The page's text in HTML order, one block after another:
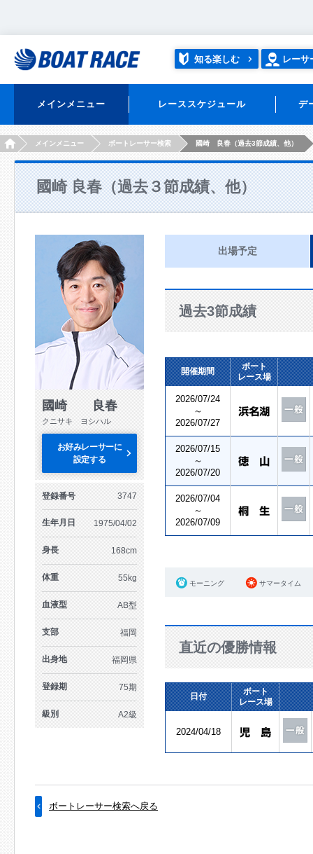
知る楽しむ レーサ
メインメニュー レーススケジュール デ
HOMEメインメニュー ボートレーサー検索 國崎 良春（過去3節成績、他）
國崎 良春（過去３節成績、他）
國崎 良春
クニサキ ヨシハル
お好みレーサーに
設定する
登録番号 3747
生年月日 1975/04/02
身長 168cm
体重 55kg
血液型 AB型
支部 福岡
出身地 福岡県
登録期 75期
級別 A2級
出場予定
過去3節成績
開催期間
ボート
レース場
2026/07/24
～
2026/07/27
2026/07/15
～
2026/07/20
2026/07/04
～
2026/07/09
モーニング サマータイム
直近の優勝情報
日付
ボート
レース場
2024/04/18
ボートレーサー検索へ戻る